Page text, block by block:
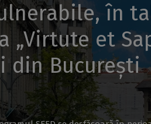
în
„Virtute et
din București